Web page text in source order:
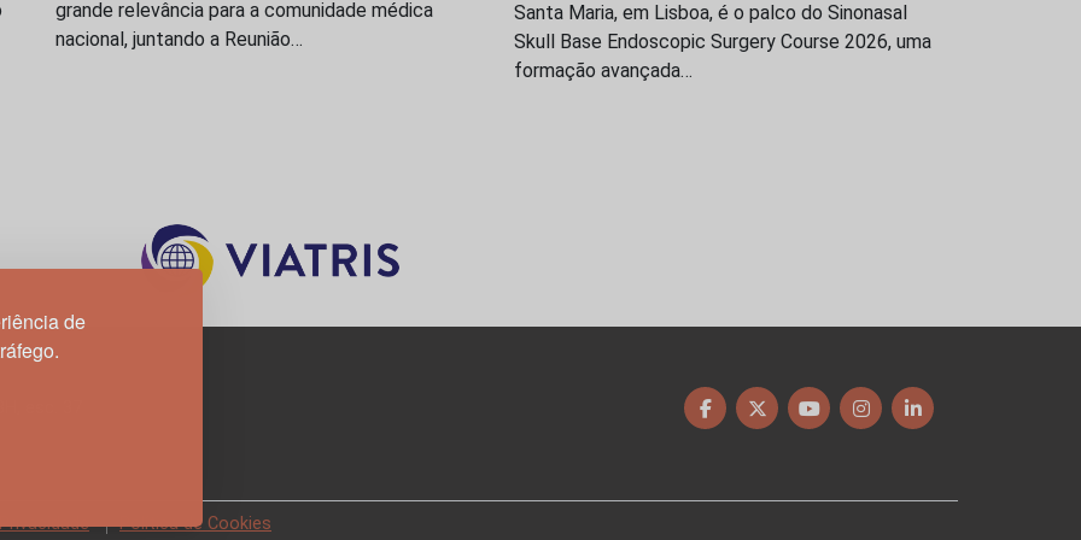
de
grande relevância para a comunidade médica
nacional, juntando a Reunião…
Santa Maria, em Lisboa, é o palco do Sinonasal
Skull Base Endoscopic Surgery Course 2026, uma
formação avançada…
Política de Cookies